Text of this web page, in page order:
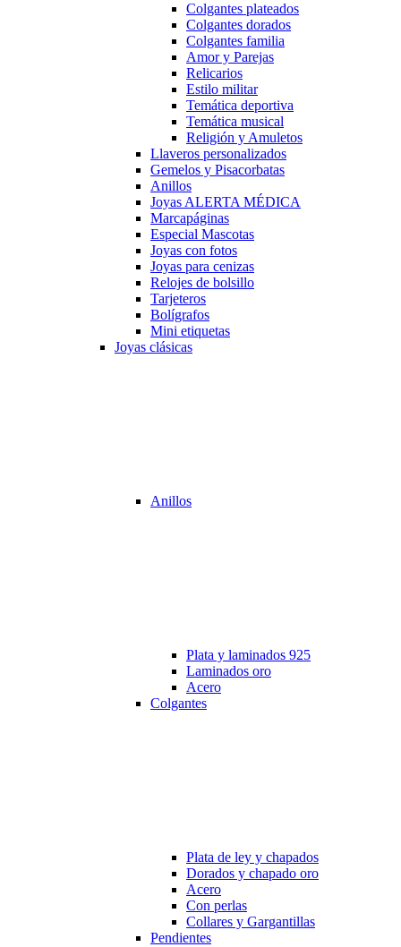
Colgantes plateados
Colgantes dorados
Colgantes familia
Amor y Parejas
Relicarios
Estilo militar
Temática deportiva
Temática musical
Religión y Amuletos
Llaveros personalizados
Gemelos y Pisacorbatas
Anillos
Joyas ALERTA MÉDICA
Marcapáginas
Especial Mascotas
Joyas con fotos
Joyas para cenizas
Relojes de bolsillo
Tarjeteros
Bolígrafos
Mini etiquetas
Joyas clásicas
Anillos
Plata y laminados 925
Laminados oro
Acero
Colgantes
Plata de ley y chapados
Dorados y chapado oro
Acero
Con perlas
Collares y Gargantillas
Pendientes